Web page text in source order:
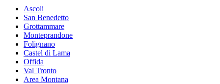
Ascoli
San Benedetto
Grottammare
Monteprandone
Folignano
Castel di Lama
Offida
Val Tronto
Area Montana